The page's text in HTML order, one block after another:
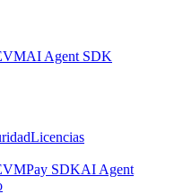
AI Agent SDK
Licencias
Pay SDKAI Agent